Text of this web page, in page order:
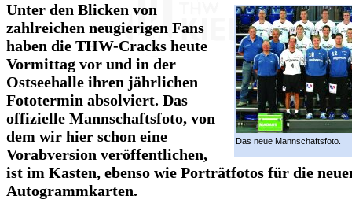
Das neue Mannschaftsfoto.
Unter den Blicken von
zahlreichen neugierigen Fans
haben die THW-Cracks heute
Vormittag vor und in der
Ostseehalle ihren jährlichen
Fototermin absolviert. Das
offizielle Mannschaftsfoto, von
dem wir hier schon eine
Vorabversion veröffentlichen,
ist im Kasten, ebenso wie Porträtfotos für die
Autogrammkarten.